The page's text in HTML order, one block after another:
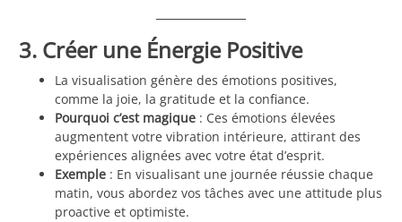
3. Créer une Énergie Positive
La visualisation génère des émotions positives,
comme la joie, la gratitude et la confiance.
Pourquoi c’est magique : Ces émotions élevées
augmentent votre vibration intérieure, attirant des
expériences alignées avec votre état d’esprit.
Exemple : En visualisant une journée réussie chaque
matin, vous abordez vos tâches avec une attitude plus
proactive et optimiste.